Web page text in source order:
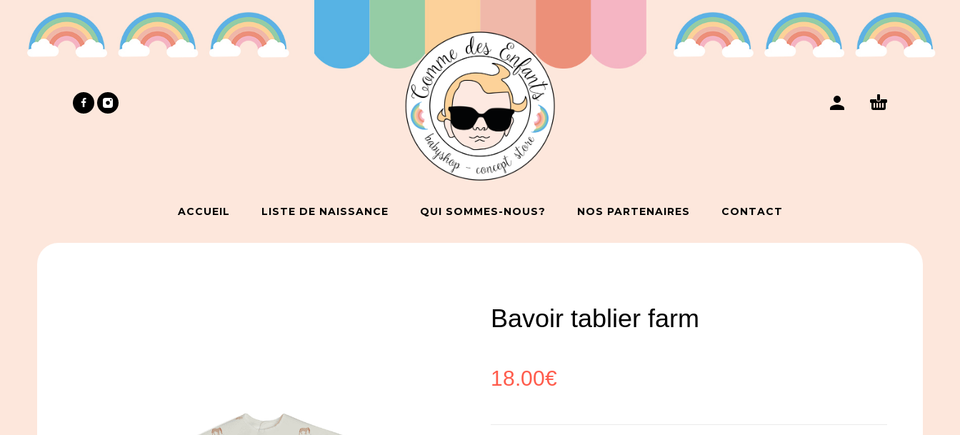
ACCUEIL LISTE DE NAISSANCE QUI SOMMES-NOUS? NOS PARTENAIRES CONTACT
Bavoir tablier farm
18.00€